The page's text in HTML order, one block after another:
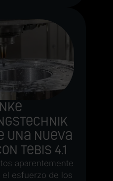
una nueva
Tebis 4.1
aparentemente
esfuerzo de los